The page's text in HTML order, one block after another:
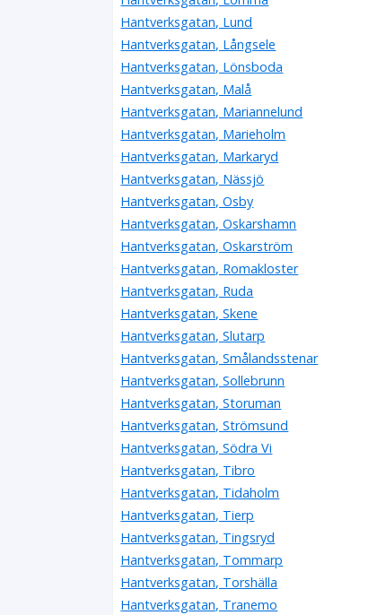
Hantverksgatan, Lund
Hantverksgatan, Långsele
Hantverksgatan, Lönsboda
Hantverksgatan, Malå
Hantverksgatan, Mariannelund
Hantverksgatan, Marieholm
Hantverksgatan, Markaryd
Hantverksgatan, Nässjö
Hantverksgatan, Osby
Hantverksgatan, Oskarshamn
Hantverksgatan, Oskarström
Hantverksgatan, Romakloster
Hantverksgatan, Ruda
Hantverksgatan, Skene
Hantverksgatan, Slutarp
Hantverksgatan, Smålandsstenar
Hantverksgatan, Sollebrunn
Hantverksgatan, Storuman
Hantverksgatan, Strömsund
Hantverksgatan, Södra Vi
Hantverksgatan, Tibro
Hantverksgatan, Tidaholm
Hantverksgatan, Tierp
Hantverksgatan, Tingsryd
Hantverksgatan, Tommarp
Hantverksgatan, Torshälla
Hantverksgatan, Tranemo